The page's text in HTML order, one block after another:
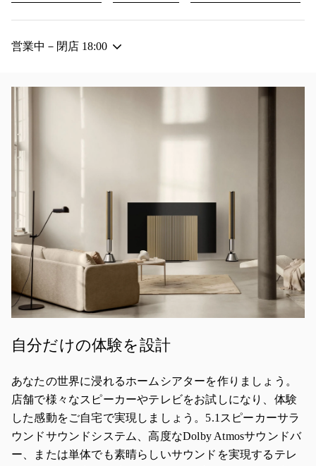
営業中－閉店 18:00
自分だけの体験を設計
あなたの世界に浸れるホームシアターを作りましょう。
店舗で様々なスピーカーやテレビをお試しになり、体験
した感動をご自宅で実現しましょう。5.1スピーカーサラ
ウンドサウンドシステム、高度なDolby Atmosサウンドバ
ー、または単体でも素晴らしいサウンドを実現するテレ